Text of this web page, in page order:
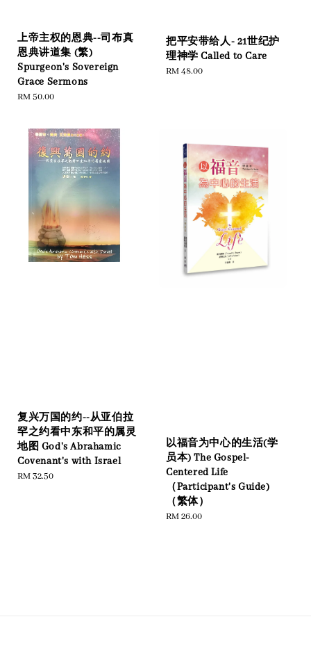
上帝主权的恩典--司布真
恩典讲道集 (繁)
Spurgeon's Sovereign
Grace Sermons
Regular
RM 50.00
把平安带给人- 21世纪护
理神学 Called to Care
Regular
RM 48.00
复兴万国的约--从亚伯拉
罕之约看中东和平的属灵
地图 God's Abrahamic
Covenant's with Israel
Regular
RM 32.50
以福音为中心的生活(学
员本) The Gospel-
Centered Life
（Participant's Guide)
（繁体）
Regular
RM 26.00